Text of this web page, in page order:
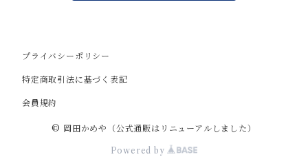
プライバシーポリシー
特定商取引法に基づく表記
会員規約
© 岡田かめや（公式通販はリニューアルしました）
Powered by